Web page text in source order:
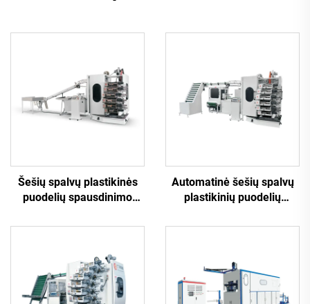
Šešių spalvų plastikinės
puodelių spausdinimo
Automatinė šešių spalvų
plastikinių puodelių